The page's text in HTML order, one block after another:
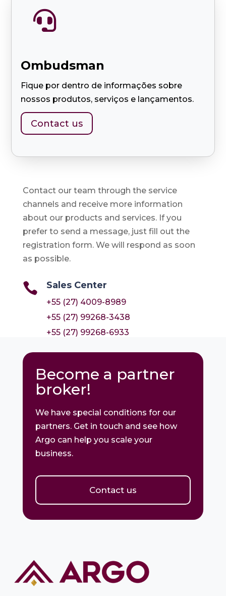

Ombudsman
Fique por dentro de informações sobre
nossos produtos, serviços e lançamentos.
Contact us
Contact our team through the service
channels and receive more information
about our products and services. If you
prefer to send a message, just fill out the
registration form. We will respond as soon
as possible.
 Sales Center
+55 (27) 4009-8989
+55 (27) 99268-3438
+55 (27) 99268-6933
Become a partner
broker!
We have special conditions for our
partners. Get in touch and see how
Argo can help you scale your
business.
Contact us